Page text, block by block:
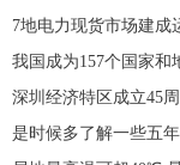
7地电力现货市场建成
我国成为157个国家和
深圳经济特区成立45
是时候多了解一些五